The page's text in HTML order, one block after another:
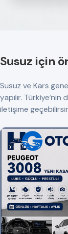
Susuz için
Susuz ve Kars
yapılır.
iletişime